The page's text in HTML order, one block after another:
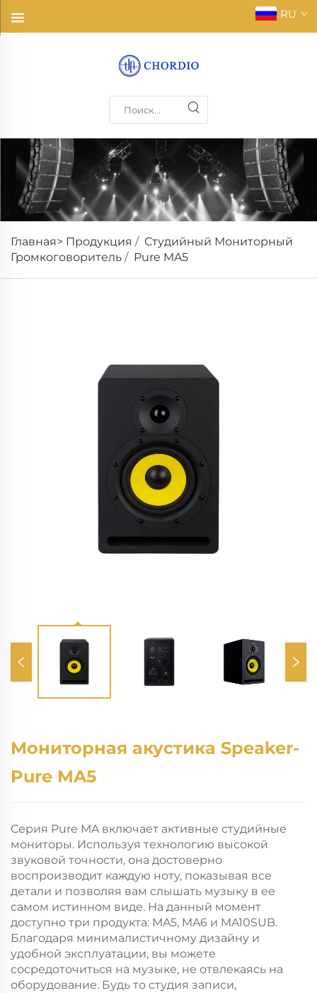
RU
Главная> Продукция / Студийный Мониторный
Громкоговоритель / Pure MA5
Мониторная акустика Speaker-
Pure MA5
Серия Pure MA включает активные студийные
мониторы. Используя технологию высокой
звуковой точности, она достоверно
воспроизводит каждую ноту, показывая все
детали и позволяя вам слышать музыку в ее
самом истинном виде. На данный момент
доступно три продукта: MA5, MA6 и MA10SUB.
Благодаря минималистичному дизайну и
удобной эксплуатации, вы можете
сосредоточиться на музыке, не отвлекаясь на
оборудование. Будь то студия записи,